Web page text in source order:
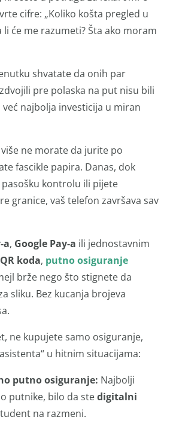
cifre: „Koliko košta pregled u
će me razumeti? Šta ako moram
shvatate da onih par
pre polaska na put nisu bili
već najbolja investicija u miran
ne morate da jurite po
fascikle papira. Danas, dok
pasošku kontrolu ili pijete
granice, vaš telefon završava sav
a, Google Pay-a ili jednostavnim
koda, putno osiguranje
brže nego što stignete da
sliku. Bez kucanja brojeva
ne kupujete samo osiguranje,
u hitnim situacijama:
putno osiguranje: Najbolji
putnike, bilo da stedigitalni
na razmeni.